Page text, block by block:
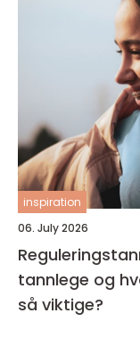
inspiration
06. July 2026
tannlege og
så viktige?